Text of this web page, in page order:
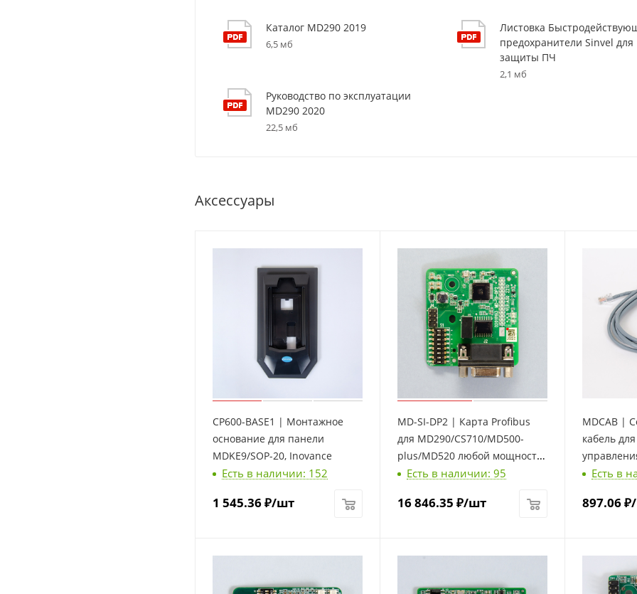
Каталог MD290 2019
6,5 мб
Листовка
предохранители Sinvel для
защиты ПЧ
2,1 мб
Руководство по эксплуатации
MD290 2020
22,5 мб
Аксессуары
CP600-BASE1 | Монтажное
основание для панели
MDKE9/SOP-20, Inovance
Есть в наличии: 152
1 545.36₽/шт
MD-SI-DP2 | Карта Profibus
для MD290/CS710/MD500-
plus/MD520 любой мощности
, Inovance
Есть в наличии: 95
16 846.35 ₽/шт
MDCAB |
кабель
Есть в
897.06₽